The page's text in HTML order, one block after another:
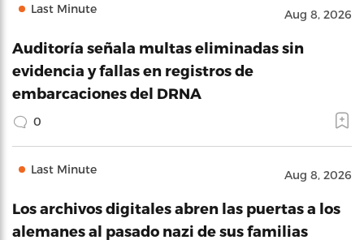
Last Minute Aug 8, 2026
Auditoría señala multas eliminadas sin
evidencia y fallas en registros de
embarcaciones del DRNA
0
Last Minute Aug 8, 2026
Los archivos digitales abren las puertas a los
alemanes al pasado nazi de sus familias